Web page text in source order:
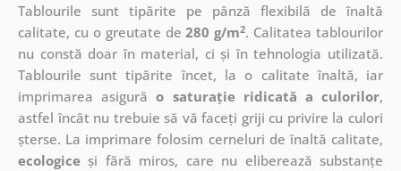
Tablourile sunt tipărite pe pânză flexibilă de înaltă
calitate, cu o greutate de280 g/m2. Calitatea tablourilor
nu constă doar în material, ci și în tehnologia utilizată.
Tablourile sunt tipărite încet, la o calitate înaltă, iar
imprimarea asigurăo saturație ridicată a culorilor,
astfel încât nu trebuie să vă faceți griji cu privire la culori
șterse. La imprimare folosim cerneluri de înaltă calitate,
ecologiceși fără miros, care nu eliberează substanțe